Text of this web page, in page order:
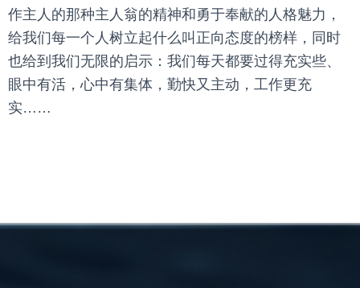
作主人的那种主人翁的精神和勇于奉献的人格魅力，
给我们每一个人树立起什么叫正向态度的榜样，同时
也给到我们无限的启示：我们每天都要过得充实些、
眼中有活，心中有集体，勤快又主动，工作更充
实……